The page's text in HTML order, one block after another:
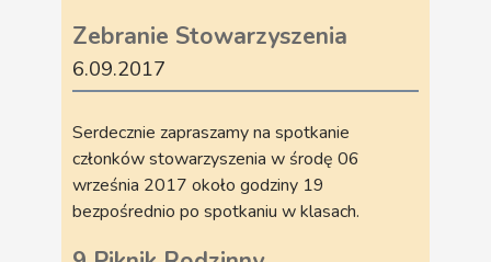
Zebranie Stowarzyszenia
6.09.2017
Serdecznie zapraszamy na spotkanie
członków stowarzyszenia w środę 06
września 2017 około godziny 19
bezpośrednio po spotkaniu w klasach.